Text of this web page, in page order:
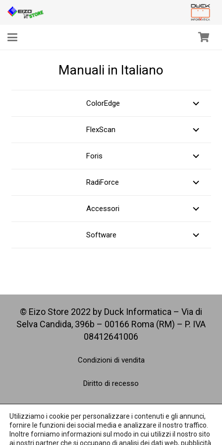
Manuali in Italiano
ColorEdge
FlexScan
Foris
RadiForce
Accessori
Software
© Eizo Store 2022 by Duck Informatica – Via di
Selva Candida, 396b – 00166 Roma (RM) – P. IVA
08412641006
Condizioni di vendita
Diritto di recesso
Spedizioni
Pagamenti
Utilizziamo i cookie per personalizzare i contenuti e gli annunci,
fornire le funzioni dei social media e analizzare il nostro traffico.
Inoltre forniamo informazioni sul modo in cui utilizzi il nostro sito
ai nostri partner che si occupano di analisi dei dati web, pubblicità